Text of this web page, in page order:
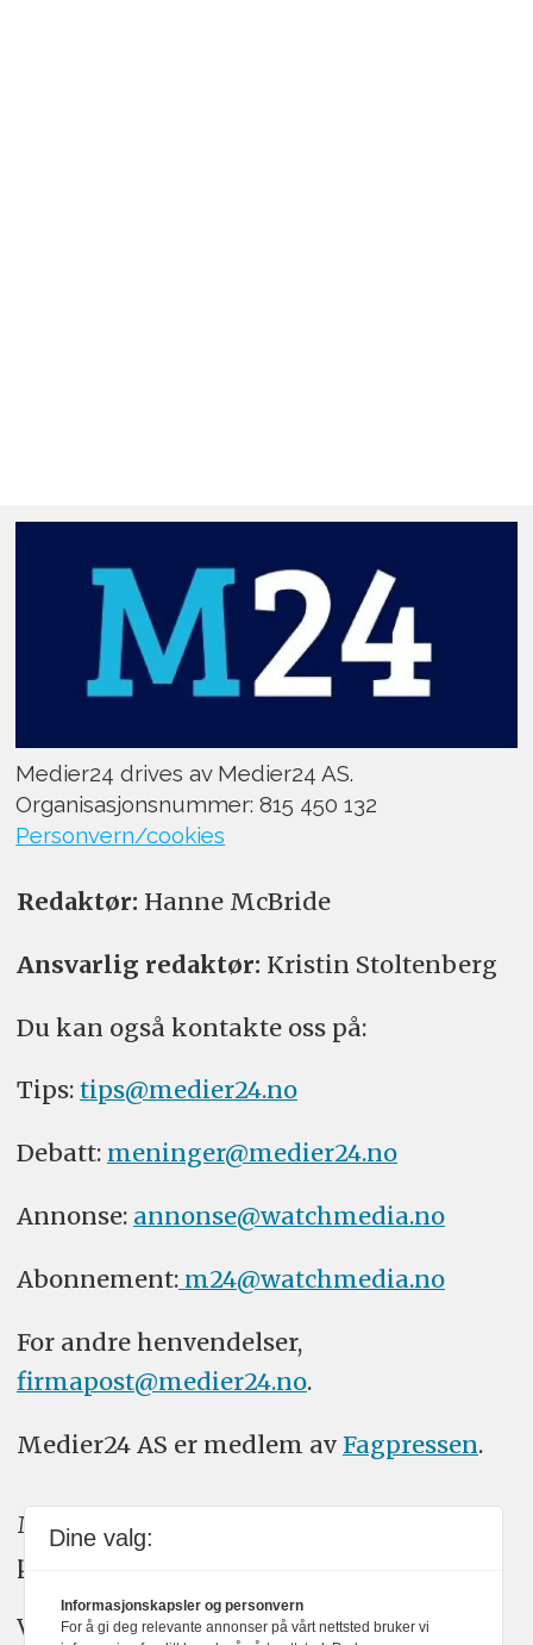
Medier24 drives av Medier24 AS.
Organisasjonsnummer: 815 450 132
Personvern/cookies
Redaktør: Hanne McBride
Ansvarlig redaktør: Kristin Stoltenberg
Du kan også kontakte oss på:
Tips: tips@medier24.no
Debatt: meninger@medier24.no
Annonse: annonse@watchmedia.no
Abonnement:m24@watchmedia.no
For andre henvendelser,
firmapost@medier24.no.
Medier24 AS er medlem av Fagpressen.
Medier24 arbeider etter Vær Varsom-
plakatens regler for god presseskikk.
Vi bruker KI-verktøy som ChatGPT,
Dine valg:
Informasjonskapsler og personvern
For å gi deg relevante annonser på vårt nettsted bruker vi